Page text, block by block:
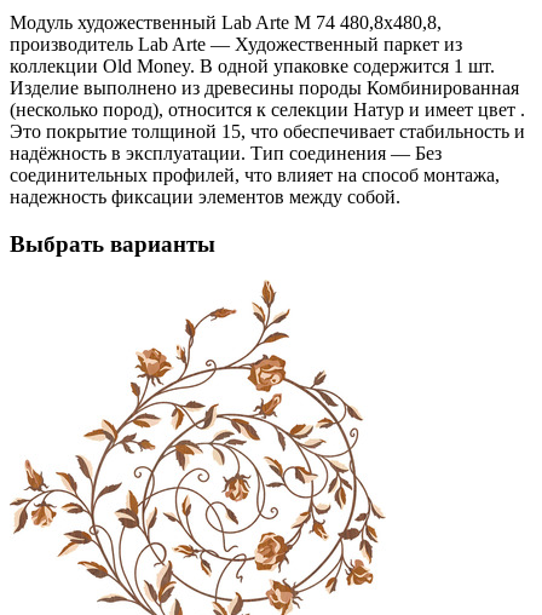
Модуль художественный Lab Arte М 74 480,8х480,8,
производитель Lab Arte — Художественный паркет из
коллекции Old Money. В одной упаковке содержится 1 шт.
Изделие выполнено из древесины породы Комбинированная
(несколько пород), относится к селекции Натур и имеет цвет .
Это покрытие толщиной 15, что обеспечивает стабильность и
надёжность в эксплуатации. Тип соединения — Без
соединительных профилей, что влияет на способ монтажа,
надежность фиксации элементов между собой.
Выбрать варианты